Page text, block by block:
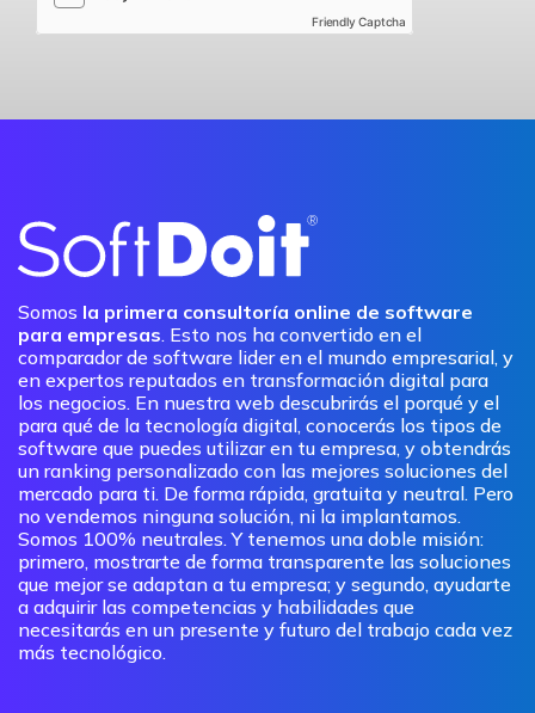
Friendly Captcha
Somos la primera consultoría online de software
para empresas. Esto nos ha convertido en el
comparador de software lider en el mundo empresarial, y
en expertos reputados en transformación digital para
los negocios. En nuestra web descubrirás el porqué y el
para qué de la tecnología digital, conocerás los tipos de
software que puedes utilizar en tu empresa, y obtendrás
un ranking personalizado con las mejores soluciones del
mercado para ti. De forma rápida, gratuita y neutral. Pero
no vendemos ninguna solución, ni la implantamos.
Somos 100% neutrales. Y tenemos una doble misión:
primero, mostrarte de forma transparente las soluciones
que mejor se adaptan a tu empresa; y segundo, ayudarte
a adquirir las competencias y habilidades que
necesitarás en un presente y futuro del trabajo cada vez
más tecnológico.